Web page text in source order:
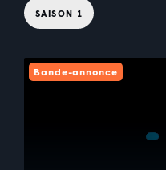
SAISON 1
Bande-annonce